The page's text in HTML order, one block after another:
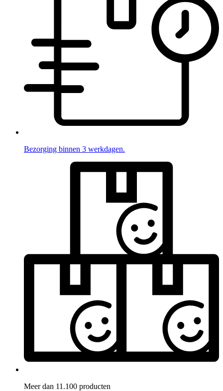
Bezorging binnen 3 werkdagen.
Meer dan 11.100 producten